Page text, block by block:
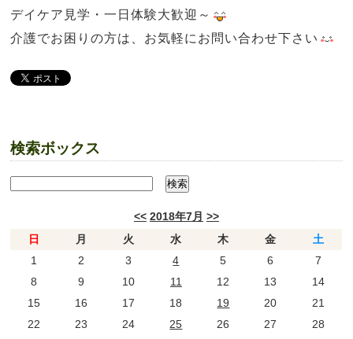
デイケア見学・一日体験大歓迎～
介護でお困りの方は、お気軽にお問い合わせ下さい
検索ボックス
<< 2018年7月 >>
日
月 火 水 木 金
土
1
2 3 4 5 6
7
8
9 10 11 12 13
14
15
16 17 18 19 20
21
22
23 24 25 26 27
28